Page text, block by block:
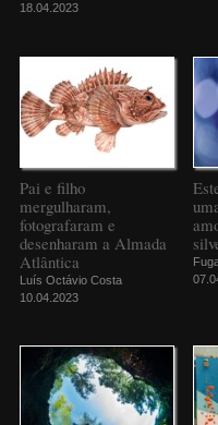
18.04.2023
Pai e filho
mergulharam,
fotografaram e
desenharam a Almada
Atlântica
Luís Octávio Costa
10.04.2023